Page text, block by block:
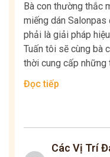
Bà con thường thắc
miếng dán
phải là giải pháp
Tuấn tôi sẽ cùng bà
thời cung cấp những
Đọc tiếp
Các Vị Trí